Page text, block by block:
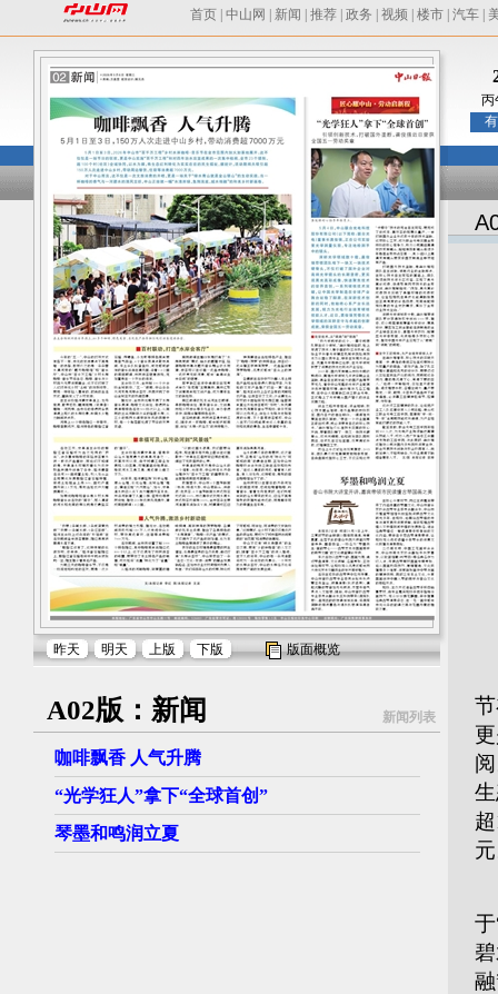
首页 中山网 新闻 推荐 政务 视频 楼市 汽车
昨天 明天 上版 下版 版面概览
A02版：新闻 新闻列表
咖啡飘香 人气升腾
“光学狂人”拿下“全球首创”
琴墨和鸣润立夏
丙